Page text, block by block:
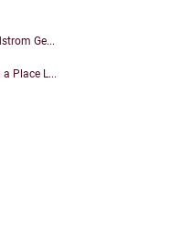
Ge...
Place L...